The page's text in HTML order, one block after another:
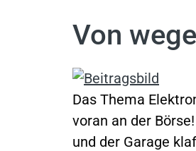
Von
Das Thema
voran an der
und der Garage